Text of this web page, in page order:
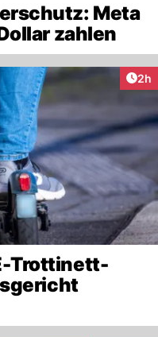
Meta
zahlen
2h
Trottinett-